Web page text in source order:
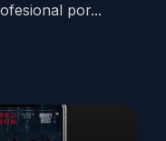
por...